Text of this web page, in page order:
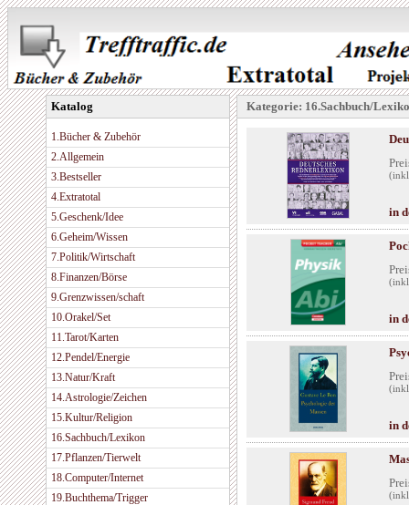
Katalog
1.Bücher & Zubehör
2.Allgemein
3.Bestseller
4.Extratotal
5.Geschenk/Idee
6.Geheim/Wissen
7.Politik/Wirtschaft
8.Finanzen/Börse
9.Grenzwissen/schaft
10.Orakel/Set
11.Tarot/Karten
12.Pendel/Energie
13.Natur/Kraft
14.Astrologie/Zeichen
15.Kultur/Religion
16.Sachbuch/Lexikon
17.Pflanzen/Tierwelt
18.Computer/Internet
19.Buchthema/Trigger
Kategorie: 16.Sachbuch/
in
in
in